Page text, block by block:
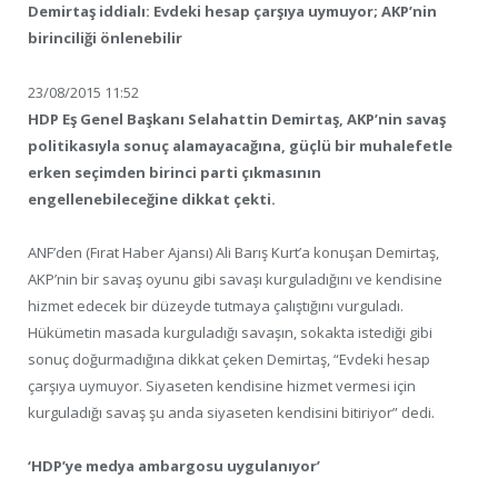
Demirtaş iddialı: Evdeki hesap çarşıya uymuyor; AKP’nin
birinciliği önlenebilir
23/08/2015 11:52
HDP Eş Genel Başkanı Selahattin Demirtaş, AKP’nin savaş
politikasıyla sonuç alamayacağına, güçlü bir muhalefetle
erken seçimden birinci parti çıkmasının
engellenebileceğine dikkat çekti.
ANF’den (Fırat Haber Ajansı) Ali Barış Kurt’a konuşan Demirtaş,
AKP’nin bir savaş oyunu gibi savaşı kurguladığını ve kendisine
hizmet edecek bir düzeyde tutmaya çalıştığını vurguladı.
Hükümetin masada kurguladığı savaşın, sokakta istediği gibi
sonuç doğurmadığına dikkat çeken Demirtaş, “Evdeki hesap
çarşıya uymuyor. Siyaseten kendisine hizmet vermesi için
kurguladığı savaş şu anda siyaseten kendisini bitiriyor” dedi.
‘HDP’ye medya ambargosu uygulanıyor’